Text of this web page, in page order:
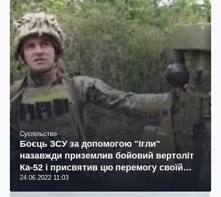
Суспільство
Боєць ЗСУ за допомогою "Ігли"
назавжди приземлив бойовий вертоліт
Ка-52 і присвятив цю перемогу своїй
новонародженій дитині
24.06.2022 11:03